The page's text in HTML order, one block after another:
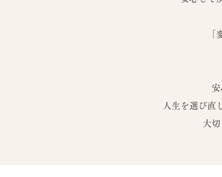
「
人生を選び直
大